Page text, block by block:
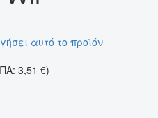
αυτό το προϊόν
3,51 €)